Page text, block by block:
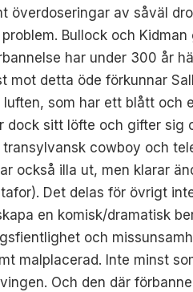
av såväl
Bullock och Kidman
har under 300 år
mot detta öde förkunnar
som har ett blått och
dock sitt löfte och gifter sig
cowboy och
också illa ut, men klarar
Det delas för övrigt
en komisk/dramatisk
och
malplacerad. Inte minst
Och den där